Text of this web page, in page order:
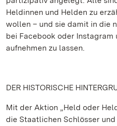
Heldinnen und Helden zu
wollen – und sie damit in die
bei Facebook oder
aufnehmen zu lassen.
DER HISTORISCHE
Mit der Aktion „Held oder
die Staatlichen Schlösser